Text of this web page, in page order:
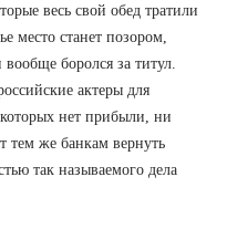
весь свой обед тратили
место станет позором,
боролся за титул.
актеры для
нет прибыли, ни
тем же банкам вернуть
так называемого дела